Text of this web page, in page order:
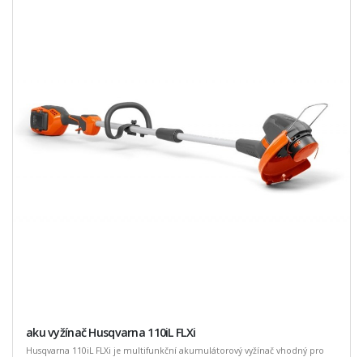
aku vyžínač Husqvarna 110iL FLXi
Husqvarna 110iL FLXi je multifunkční akumulátorový vyžínač vhodný pro